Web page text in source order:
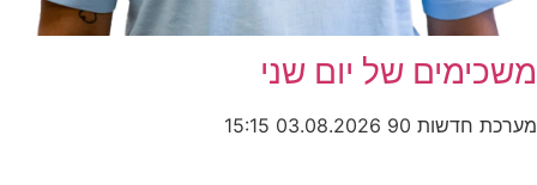
משכימים של יום שני
מערכת חדשות 90 03.08.2026
15:15